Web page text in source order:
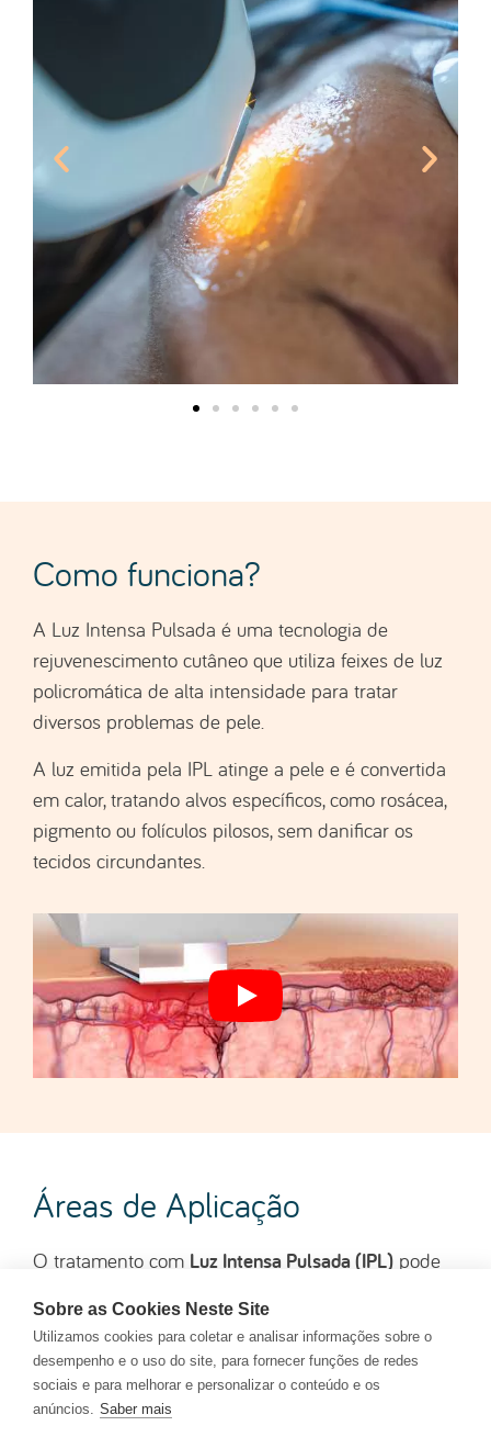
Sobre as Cookies Neste Site
Utilizamos cookies para coletar e analisar informações sobre o
desempenho e o uso do site, para fornecer funções de redes
sociais e para melhorar e personalizar o conteúdo e os
anúncios. Saber mais
Como funciona?
A Luz Intensa Pulsada é uma tecnologia de
rejuvenescimento cutâneo que utiliza feixes de luz
policromática de alta intensidade para tratar
diversos problemas de pele.
A luz emitida pela IPL atinge a pele e é convertida
em calor, tratando alvos específicos, como rosácea,
pigmento ou folículos pilosos, sem danificar os
tecidos circundantes.
Áreas de Aplicação
O tratamento com Luz Intensa Pulsada (IPL) pode
especialmente eficaz em áreas mais expostas ao
sol e, por isso, mais propensas ao aparecimento de
manchas, vermelhidões ou sinais de
fotoenvelhecimento.